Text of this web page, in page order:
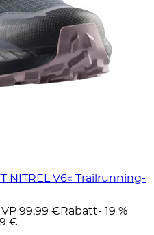
NITREL V6« Trailrunning-
99,99 € Rabatt- 19 %
€